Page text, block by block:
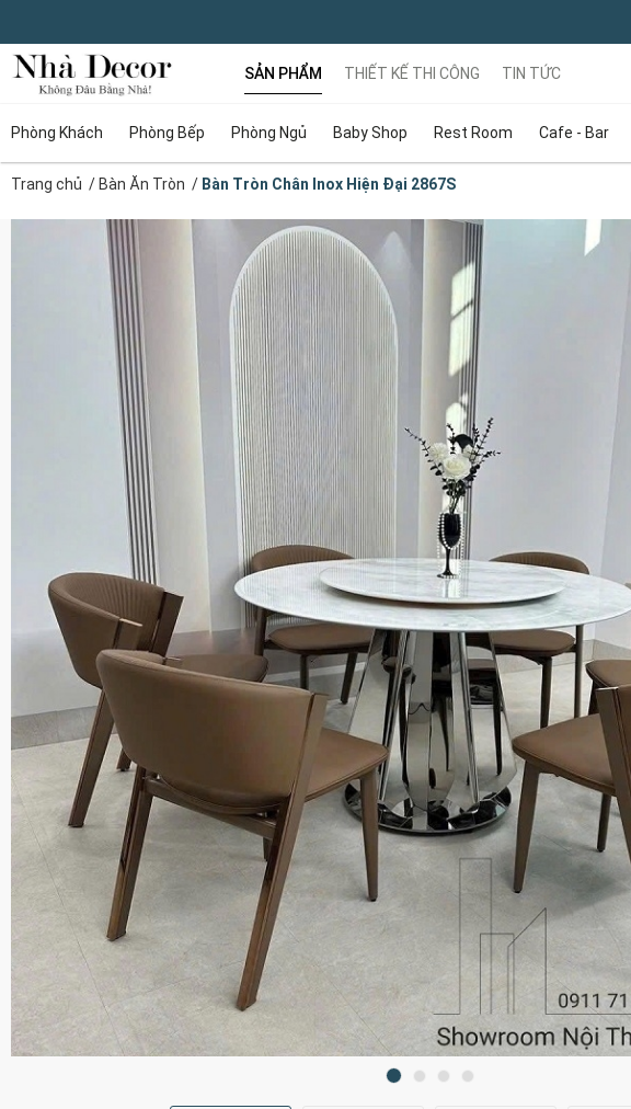
SẢN PHẨM
Phòng Khách Phòng Bếp Phòng Ngủ Baby Shop Rest Room Cafe - Bar
THIẾT KẾ THI CÔNG TIN TỨC
Trang chủ / Bàn Ăn Tròn / Bàn Tròn Chân Inox Hiện Đại 2867S